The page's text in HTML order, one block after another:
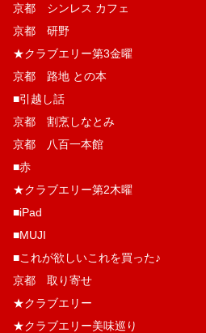
京都 シンレス カフェ
京都 研野
★クラブエリー第3金曜
京都 路地 との本
■引越し話
京都 割烹しなとみ
京都 八百一本館
■赤
★クラブエリー第2木曜
■iPad
■MUJI
■これが欲しいこれを買った♪
京都 取り寄せ
★クラブエリー
★クラブエリー美味巡り